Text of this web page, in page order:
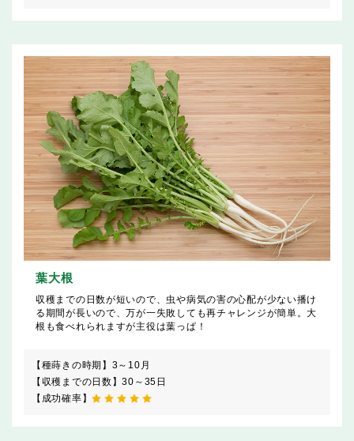
葉大根
収穫までの日数が短いので、虫や病気の害の心配が少ない播け
る期間が長いので、万が一失敗しても再チャレンジが簡単。大
根も食べれられますが主役は葉っぱ！
【種蒔きの時期】 3～10月
【収穫までの日数】30～35日
【成功確率】